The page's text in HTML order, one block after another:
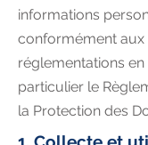
informations
conformément aux
réglementations en
particulier le
la Protection des